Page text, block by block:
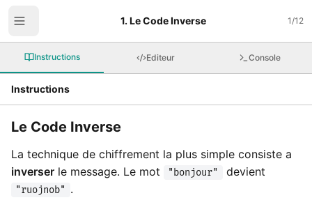
1. Le Code Inverse 1/12
Instructions Editeur Console
Instructions
Le Code Inverse
La technique de chiffrement la plus simple consiste a
inverser le message. Le mot "bonjour" devient
"ruojnob" .